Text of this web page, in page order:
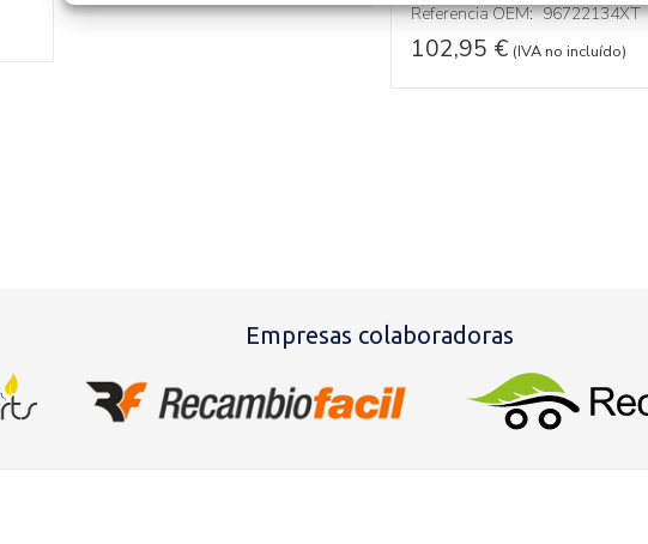
Referencia OEM: 96722134XT
102,95 € (IVA no incluído)
Empresas colaboradoras